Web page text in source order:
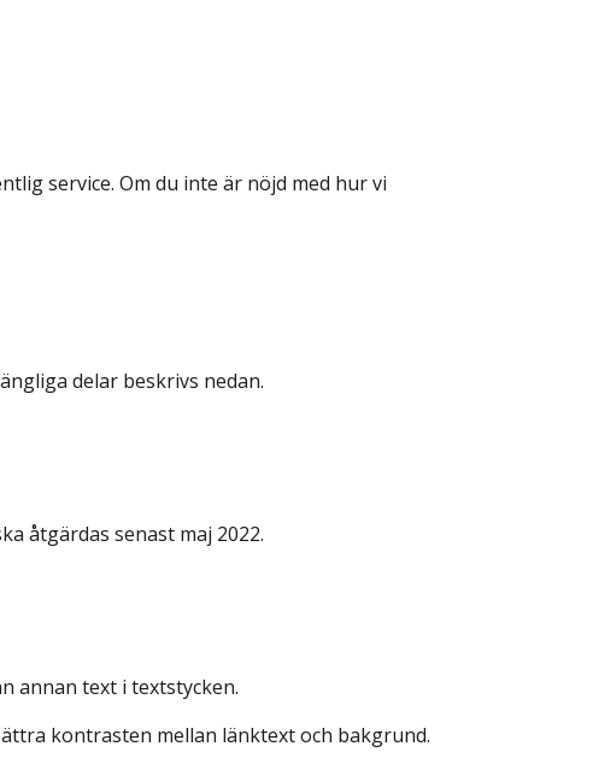
service. Om du inte är nöjd med hur vi
delar beskrivs nedan.
åtgärdas senast maj 2022.
annan text i textstycken.
kontrasten mellan länktext och bakgrund.